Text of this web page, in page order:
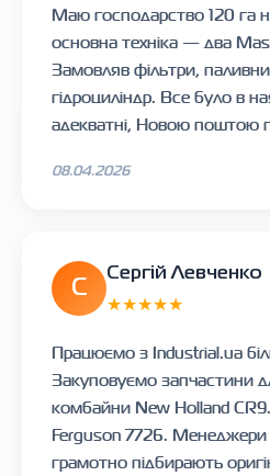
Маю господарство 120 га
основна техніка — два
Замовляв фільтри,
гідроциліндр. Все було в
адекватні, Новою поштою
08.04.2026
С
Сергій Левченко
★★★★★
Працюємо з Industrial.ua
Закуповуємо запчастини
комбайни New Holland
Ferguson 7726.
грамотно підбирають